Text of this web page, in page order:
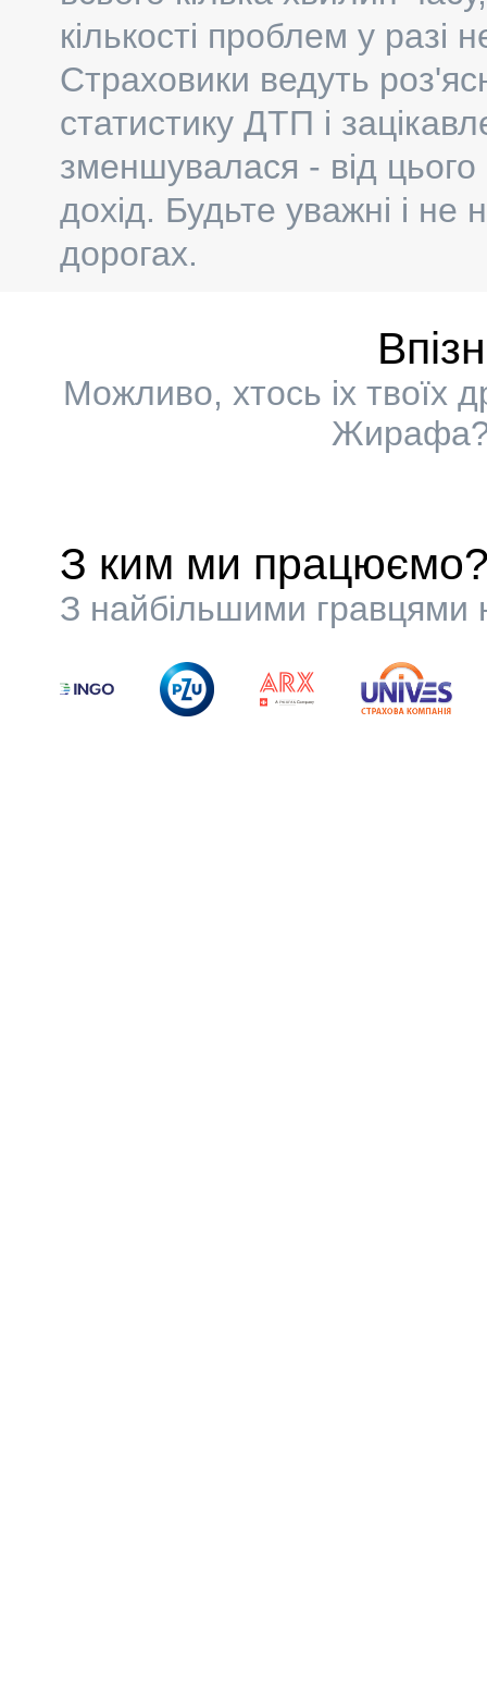
кількості проблем у разі
Страховики ведуть
статистику ДТП і
зменшувалася - від цього
дохід. Будьте уважні і
дорогах.
Можливо, хтось іх твоїх
Жирафа?
З ким ми
З найбільшими гравцями